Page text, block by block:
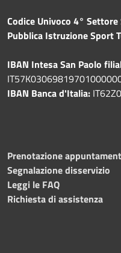
Codice Univoco 4°
Pubblica Istruzione Sport
IBAN Intesa San Paolo
IBAN Banca d'Italia:
Prenotazione
Segnalazione disservizio
Leggi le FAQ
Richiesta di assistenza